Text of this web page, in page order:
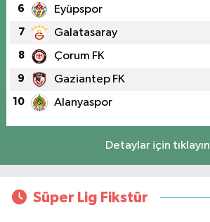
6 Eyüpspor
7 Galatasaray
8 Çorum FK
9 Gaziantep FK
10 Alanyaspor
Detaylar için tıklayın
Süper Lig Fikstür